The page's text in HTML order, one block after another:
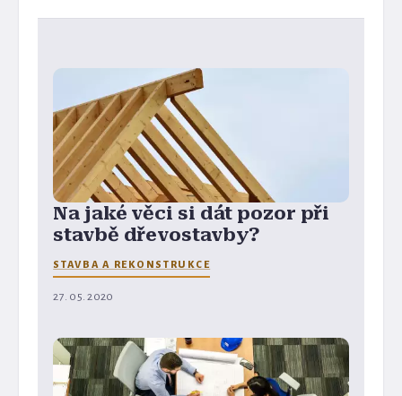
Na jaké věci si dát pozor při
stavbě dřevostavby?
STAVBA A REKONSTRUKCE
27. 05. 2020